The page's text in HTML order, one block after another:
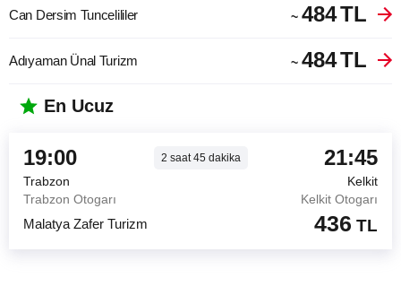
Can Dersim Tuncelililer ~ 484TL
Adıyaman Ünal Turizm ~ 484TL
En Ucuz
19:00 2 saat45dakika 21:45
Trabzon
Kelkit
Trabzon Otogarı
Kelkit Otogarı
Malatya Zafer Turizm 436 TL